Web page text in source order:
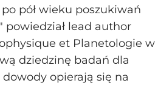
pół wieku poszukiwań
powiedział lead author
et Planetologie w
dziedzinę badań dla
opierają się na